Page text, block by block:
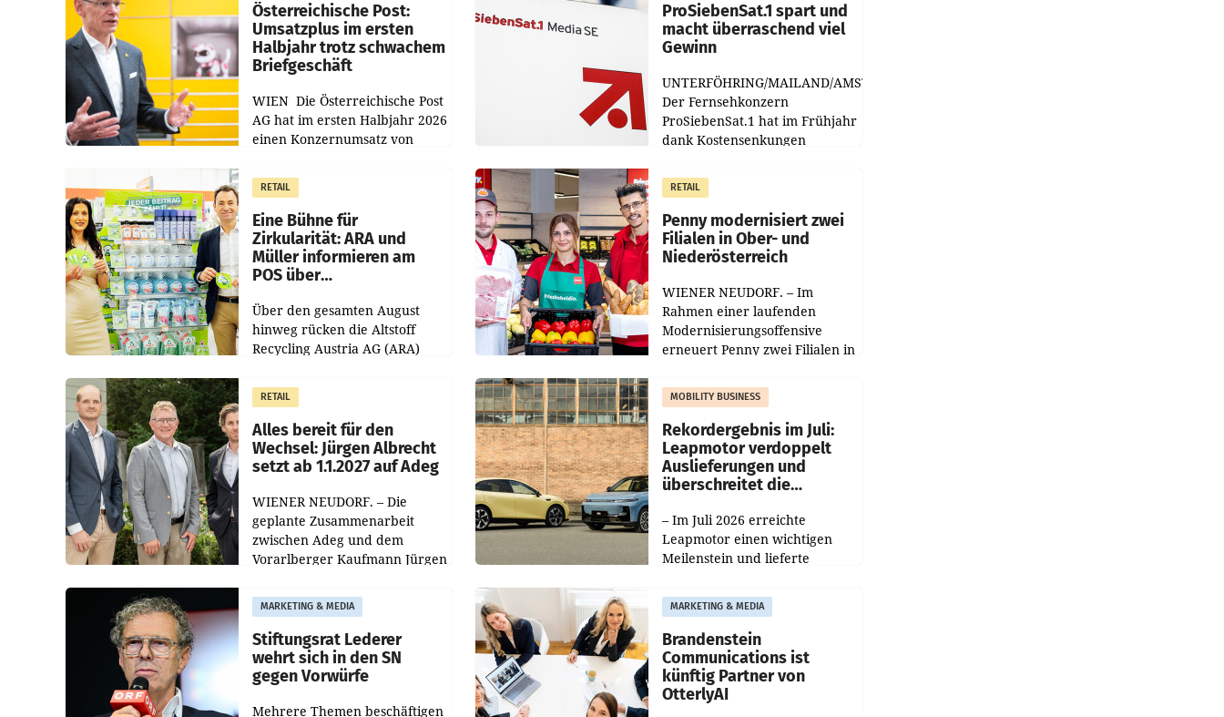
Österreichische Post:
Umsatzplus im ersten
Halbjahr trotz schwachem
Briefgeschäft
WIEN Die Österreichische Post
AG hat im ersten Halbjahr 2026
einen Konzernumsatz von
erwirtschaftet, was einem Plus
von 3,8 Prozent gegenüber
dem Vergleichszeitraum
ProSiebenSat.1 spart und
macht überraschend viel
Gewinn
UNTERFÖHRING/MAILAND/AMSTERDAM.
Der Fernsehkonzern
ProSiebenSat.1 hat im Frühjahr
dank Kostensenkungen
gemacht und die
Markterwartung deutlich
übertroffen.
RETAIL
Eine Bühne für
Zirkularität: ARA und
Müller informieren am
POS über
Über den gesamten August
hinweg rücken die Altstoff
Recycling Austria AG (ARA)
Müller die Initiative „Kreislauf-
Helden“ in allen
österreichischen Müller-Filialen
RETAIL
Penny modernisiert zwei
Filialen in Ober- und
Niederösterreich
WIENER NEUDORF. – Im
Rahmen einer laufenden
Modernisierungsoffensive
erneuert Penny zwei Filialen in
Die beiden Standorte liegen in
Haag sowie im rund
RETAIL
Alles bereit für den
Wechsel: Jürgen Albrecht
setzt ab 1.1.2027 auf Adeg
WIENER NEUDORF. – Die
geplante Zusammenarbeit
zwischen Adeg und dem
Vorarlberger Kaufmann Jürgen
freigegeben: Die
Bundeswettbewerbsbehörde
und der Bundeskartellanwalt
MOBILITY BUSINESS
Rekordergebnis im Juli:
Leapmotor verdoppelt
Auslieferungen und
überschreitet die
– Im Juli 2026 erreichte
Leapmotor einen wichtigen
Meilenstein und lieferte
aus, womit sich das Ergebnis
gegenüber Juli 2025 mehr als
verdoppelte (+102
MARKETING & MEDIA
Stiftungsrat Lederer
wehrt sich in den SN
gegen Vorwürfe
Mehrere Themen beschäftigen
MARKETING & MEDIA
Brandenstein
Communications ist
künftig Partner von
OtterlyAI